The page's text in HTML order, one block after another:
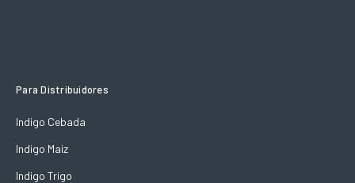
Para Distribuidores
Indigo Cebada
Indigo Maiz
Indigo Trigo